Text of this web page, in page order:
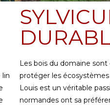
lin
Les bois du domaine
protéger les
Louis est un véritable
normandes ont sa